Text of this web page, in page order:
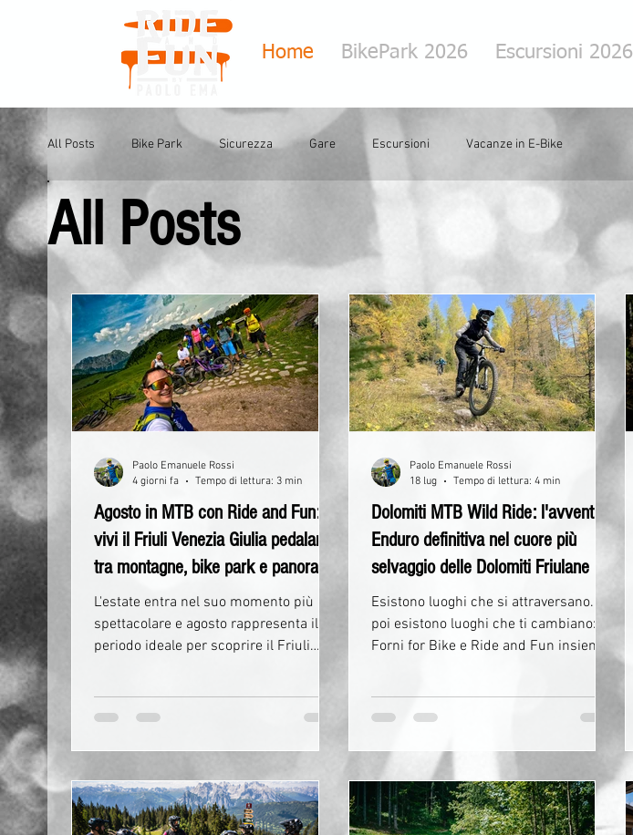
Home BikePark 2026 Escursioni 2026
All Posts Bike Park Sicurezza Gare Escursioni Vacanze in E-Bike
All Posts
Agosto in MTB con Ride and Fun:
vivi il Friuli Venezia Giulia pedalando
tra montagne, bike park e panorami
indimenticabili
L'estate entra nel suo momento più
spettacolare e agosto rappresenta il
periodo ideale per scoprire il Friuli
panoramici, bike park, malghe, borghi
diventano il palcoscenico di un ricco
programma di esperienze firmate Ride
and Fun, pensate per chi desidera
vivere la montagna in modo autentico,
Paolo Emanuele Rossi
4 giorni fa
Tempo di lettura: 3 min
Dolomiti MTB Wild Ride: l'avventura
Enduro definitiva nel cuore più
selvaggio delle Dolomiti Friulane by
Ride and Fun e Forni for Bike
Esistono luoghi che si attraversano. E
poi esistono luoghi che ti cambiano:
Forni for Bike e Ride and Fun insieme
montagne che si osservano da lontano.
essere vissute metro dopo metro,
curva dopo curva, respiro dopo respiro.
Le Dolomiti Friulane appartengono a
questa seconda categoria. Qui non
Paolo Emanuele Rossi
18 lug
Tempo di lettura: 4 min